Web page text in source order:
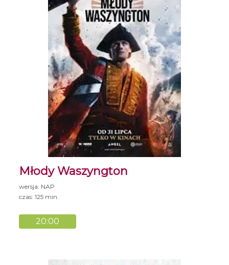
Młody Waszyngton
wersja: NAP
czas: 125 min.
20:00